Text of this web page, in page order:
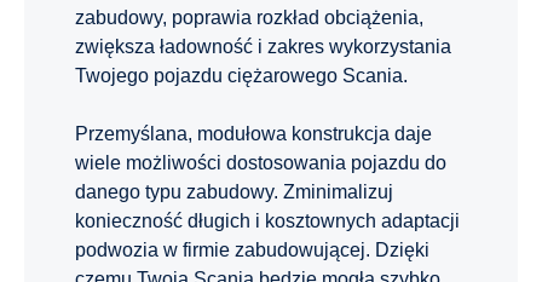
zabudowy, poprawia rozkład obciążenia,
zwiększa ładowność i zakres wykorzystania
Twojego pojazdu ciężarowego Scania.
Przemyślana, modułowa konstrukcja daje
wiele możliwości dostosowania pojazdu do
danego typu zabudowy. Zminimalizuj
konieczność długich i kosztownych adaptacji
podwozia w firmie zabudowującej. Dzięki